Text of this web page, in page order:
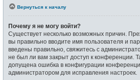
Вернуться к началу
Почему я не могу войти?
Существует несколько возможных причин.
вы правильно вводите имя пользователя и
введены правильно, свяжитесь с
не был ли вам закрыт доступ к конференции.
допущена ошибка в конфигурации
администратором для исправления настроек.